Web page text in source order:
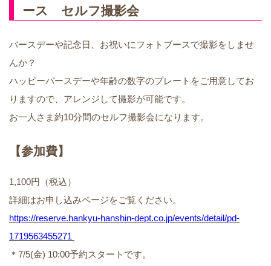
ース セルフ撮影会
バースデーや記念日、お祝いにフォトブースで撮影をしませ
んか？
ハッピーバースデーや年齢の数字のプレートをご用意してお
りますので、アレンジして撮影が可能です。
お一人さま約10分間のセルフ撮影会になります。
【参加費】
1,100円（税込）
詳細はお申し込みページをご覧ください。
https://reserve.hankyu-hanshin-dept.co.jp/events/detail/pd-
1719563455271
＊7/5(金) 10:00予約スタートです。